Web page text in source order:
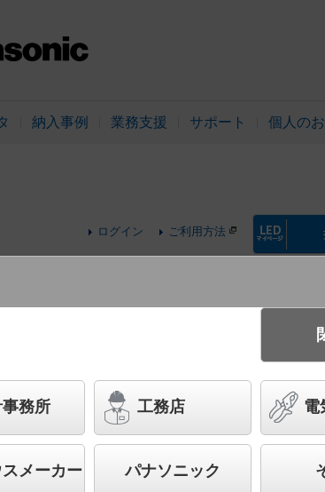
納入事例 業務支援 サポート 個人の
ログイン ご利用方法
（昼白色） 軒下用ダウンライト・ポーチラ
・集光タイプ LEDコンパクトランプ交換型
（ライコン別売）／埋込穴φ75 パネル付型
務所 工務店 電
メーカー パナソニック